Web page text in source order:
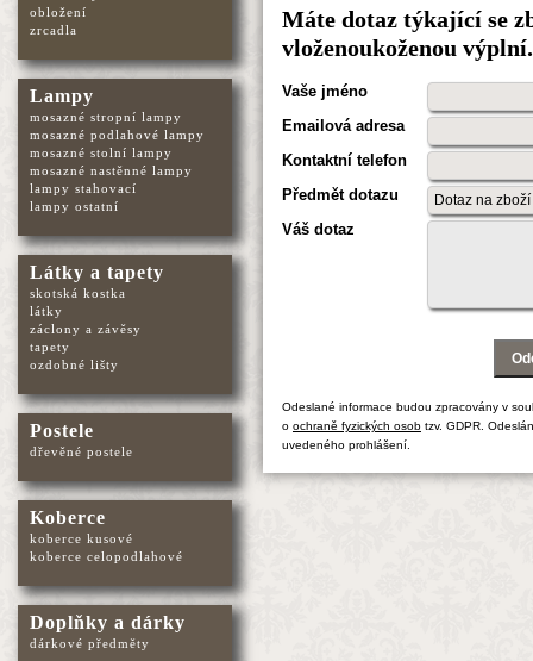
Máte dotaz týkající se
vloženoukoženou
Vaše jméno
Emailová adresa
Kontaktní telefon
Předmět dotazu
Váš dotaz
Odeslané informace budou zpracovány v
o ochraně fyzických osobtzv. GDPR.
uvedeného prohlášení.
obložení
zrcadla
Lampy
mosazné stropní lampy
mosazné podlahové lampy
mosazné stolní lampy
mosazné nastěnné lampy
lampy stahovací
lampy ostatní
Látky a tapety
skotská kostka
látky
záclony a závěsy
tapety
ozdobné lišty
Postele
dřevěné postele
Koberce
koberce kusové
koberce celopodlahové
Doplňky a dárky
dárkové předměty